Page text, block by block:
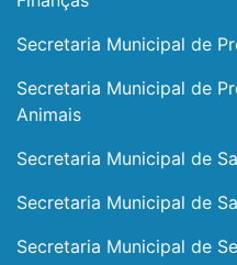
Secretaria Municipal de
Secretaria Municipal de
Animais
Secretaria Municipal de
Secretaria Municipal de
Secretaria Municipal de